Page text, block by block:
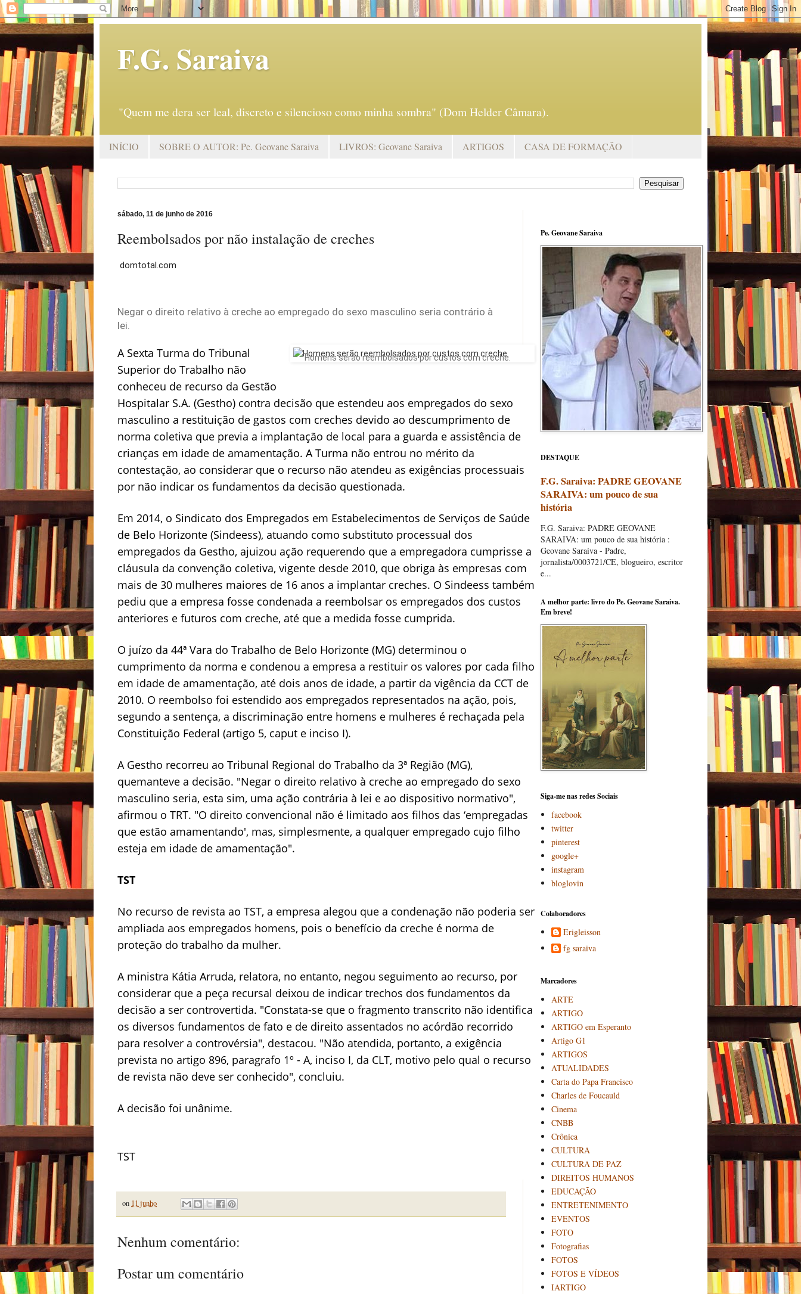
F.G. Saraiva
"Quem me dera ser leal, discreto e silencioso como minha sombra" (Dom Helder Câmara).
INÍCIO SOBRE O AUTOR: Pe. Geovane Saraiva LIVROS: Geovane Saraiva ARTIGOS CASA DE FORMAÇÃO
sábado, 11 de junho de 2016
Reembolsados por não instalação de creches
domtotal.com
Negar o direito relativo à creche ao empregado do sexo masculino seria contrário à
lei.
Homens serão reembolsados por custos com creche.
A Sexta Turma do Tribunal
Superior do Trabalho não
conheceu de recurso da Gestão
Hospitalar S.A. (Gestho) contra decisão que estendeu aos empregados do sexo
masculino a restituição de gastos com creches devido ao descumprimento de
norma coletiva que previa a implantação de local para a guarda e assistência de
crianças em idade de amamentação. A Turma não entrou no mérito da
contestação, ao considerar que o recurso não atendeu as exigências processuais
por não indicar os fundamentos da decisão questionada.
Em 2014, o Sindicato dos Empregados em Estabelecimentos de Serviços de Saúde
de Belo Horizonte (Sindeess), atuando como substituto processual dos
empregados da Gestho, ajuizou ação requerendo que a empregadora cumprisse a
cláusula da convenção coletiva, vigente desde 2010, que obriga às empresas com
mais de 30 mulheres maiores de 16 anos a implantar creches. O Sindeess também
pediu que a empresa fosse condenada a reembolsar os empregados dos custos
anteriores e futuros com creche, até que a medida fosse cumprida.
O juízo da 44ª Vara do Trabalho de Belo Horizonte (MG) determinou o
cumprimento da norma e condenou a empresa a restituir os valores por cada filho
em idade de amamentação, até dois anos de idade, a partir da vigência da CCT de
2010. O reembolso foi estendido aos empregados representados na ação, pois,
segundo a sentença, a discriminação entre homens e mulheres é rechaçada pela
Constituição Federal (artigo 5, caput e inciso I).
A Gestho recorreu ao Tribunal Regional do Trabalho da 3ª Região (MG),
quemanteve a decisão. "Negar o direito relativo à creche ao empregado do sexo
masculino seria, esta sim, uma ação contrária à lei e ao dispositivo normativo",
afirmou o TRT. "O direito convencional não é limitado aos filhos das ‘empregadas
que estão amamentando', mas, simplesmente, a qualquer empregado cujo filho
esteja em idade de amamentação".
TST
No recurso de revista ao TST, a empresa alegou que a condenação não poderia ser
ampliada aos empregados homens, pois o benefício da creche é norma de
proteção do trabalho da mulher.
A ministra Kátia Arruda, relatora, no entanto, negou seguimento ao recurso, por
considerar que a peça recursal deixou de indicar trechos dos fundamentos da
decisão a ser controvertida. "Constata-se que o fragmento transcrito não identifica
os diversos fundamentos de fato e de direito assentados no acórdão recorrido
para resolver a controvérsia", destacou. "Não atendida, portanto, a exigência
prevista no artigo 896, paragrafo 1º - A, inciso I, da CLT, motivo pelo qual o recurso
de revista não deve ser conhecido", concluiu.
A decisão foi unânime.
TST
on 11 junho
Nenhum comentário:
Postar um comentário
Pe. Geovane Saraiva
DESTAQUE
F.G. Saraiva: PADRE GEOVANE
SARAIVA: um pouco de sua
história
F.G. Saraiva: PADRE GEOVANE
SARAIVA: um pouco de sua história :
Geovane Saraiva - Padre,
jornalista/0003721/CE, blogueiro, escritor
e...
A melhor parte: livro do Pe. Geovane Saraiva.
Em breve!
Siga-me nas redes Sociais
facebook
twitter
pinterest
google+
instagram
bloglovin
Colaboradores
Erigleisson
fg saraiva
Marcadores
ARTE
ARTIGO
ARTIGO em Esperanto
Artigo G1
ARTIGOS
ATUALIDADES
Carta do Papa Francisco
Charles de Foucauld
Cinema
CNBB
Crônica
CULTURA
CULTURA DE PAZ
DIREITOS HUMANOS
EDUCAÇÃO
ENTRETENIMENTO
EVENTOS
FOTO
Fotografias
FOTOS
FOTOS E VÍDEOS
IARTIGO